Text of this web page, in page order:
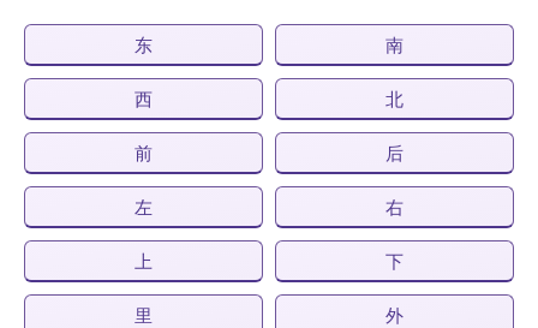
东 南
西 北
前 后
左 右
上 下
里 外